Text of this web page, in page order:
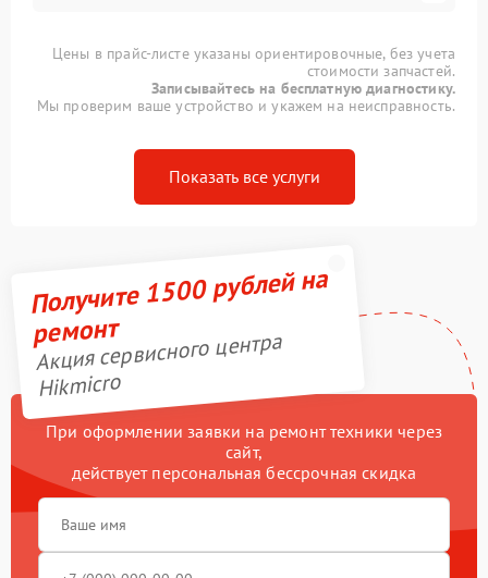
Цены в прайс-листе указаны ориентировочные, без учета
стоимости запчастей.
Записывайтесь на бесплатную диагностику.
Мы проверим ваше устройство и укажем на неисправность.
Показать все услуги
Получите 1500 рублей на
ремонт
Акция сервисного центра
Hikmicro
При оформлении заявки на ремонт техники через
сайт,
действует персональная бессрочная скидка